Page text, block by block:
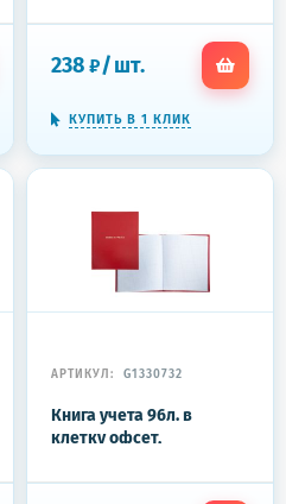
кар)сир
238 ₽/шт.
КУПИТЬ В 1 КЛИК
АРТИКУЛ: G1330732
Книга учета 96л. в
клетку офсет,